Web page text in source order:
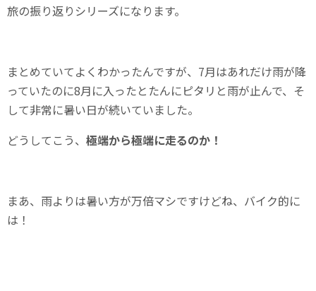
旅の振り返りシリーズになります。
まとめていてよくわかったんですが、7月はあれだけ雨が降
っていたのに8月に入ったとたんにピタリと雨が止んで、そ
して非常に暑い日が続いていました。
どうしてこう、 極端から極端に走るのか！
まあ、雨よりは暑い方が万倍マシですけどね、バイク的に
は！